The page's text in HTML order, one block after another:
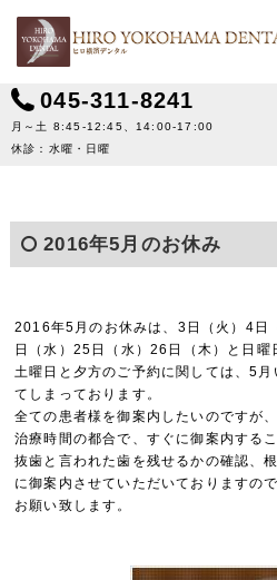
045-311-8241
月～土 8:45-12:45、14:00-17:00
休診：水曜・日曜
2016年5月のお休み
2016年5月のお休みは、3日（火）4日
日（水）25日（水）26日（木）と日曜
土曜日と夕方のご予約に関しては、5
てしまっております。
全ての患者様を御案内したいのですが
治療時間の都合で、すぐに御案内する
抜歯と言われた歯を残せるかの確認、
に御案内させていただいておりますの
お願い致します。